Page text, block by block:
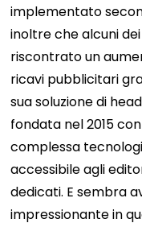
implementato
inoltre che alcuni
riscontrato un
ricavi pubblicitari
sua soluzione di
fondata nel 2015
complessa
accessibile agli
dedicati. E sembra
impressionante in